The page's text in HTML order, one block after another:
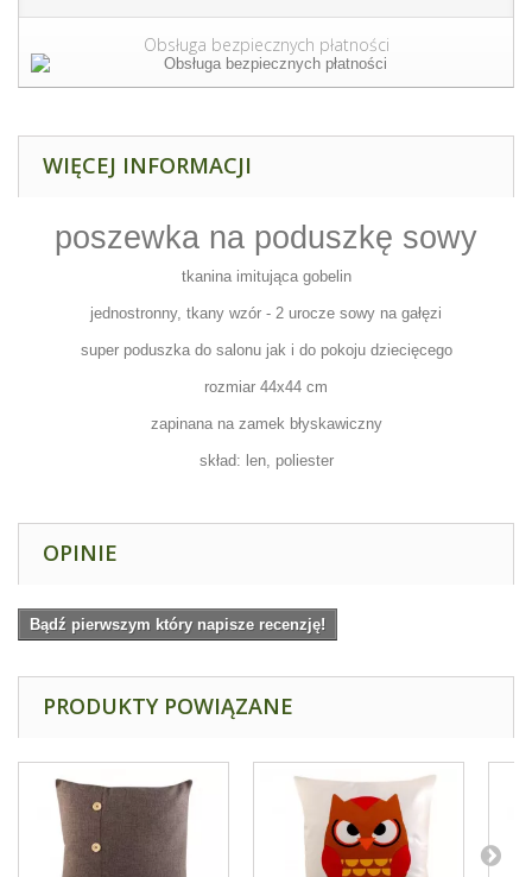
Obsługa bezpiecznych płatności
WIĘCEJ INFORMACJI
poszewka na poduszkę sowy
tkanina imitująca gobelin
jednostronny, tkany wzór - 2 urocze sowy na gałęzi
super poduszka do salonu jak i do pokoju dziecięcego
rozmiar 44x44 cm
zapinana na zamek błyskawiczny
skład: len, poliester
OPINIE
Bądź pierwszym który napisze recenzję!
PRODUKTY POWIĄZANE